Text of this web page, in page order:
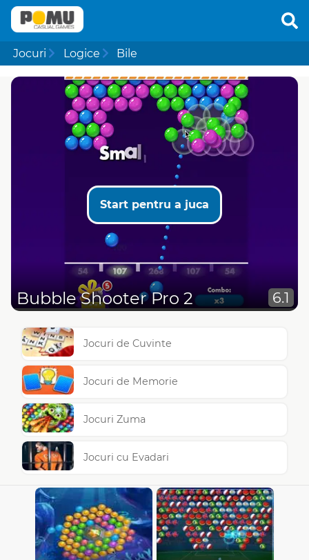
Jocuri Logice Bile
Start pentru a juca
Bubble Shooter Pro 2 6.1
Jocuri de Cuvinte
Jocuri de Memorie
Jocuri Zuma
Jocuri cu Evadari